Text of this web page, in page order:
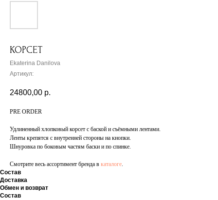
КОРСЕТ
Ekaterina Danilova
Артикул:
24800,00 р.
PRE ORDER
Удлиненный хлопковый корсет с баской и съёмными лентами.
Ленты крепятся с внутренней стороны на кнопки.
Шнуровка по боковым частям баски и по спинке.
Смотрите весь ассортимент бренда в каталоге.
Состав
Доставка
Обмен и возврат
Состав